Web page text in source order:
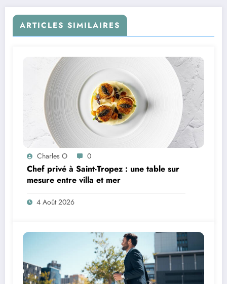
ARTICLES SIMILAIRES
Charles O 0
Chef privé à Saint-Tropez : une table sur
mesure entre villa et mer
4 Août 2026